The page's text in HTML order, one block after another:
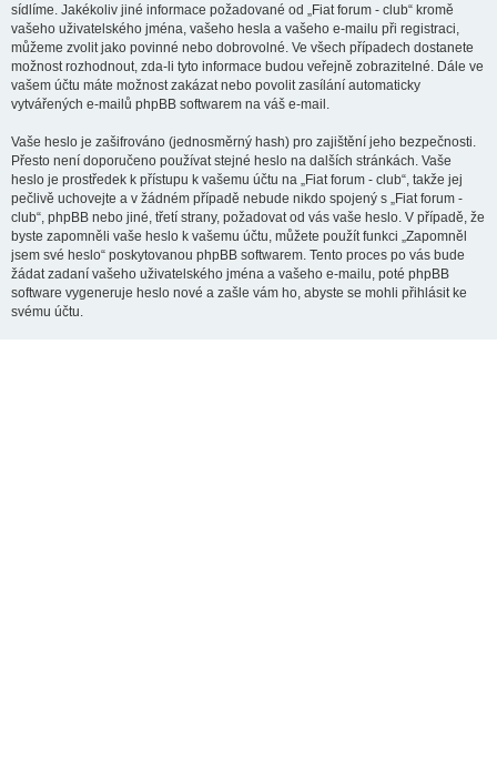
sídlíme. Jakékoliv jiné informace požadované od „Fiat forum - club“ kromě
vašeho uživatelského jména, vašeho hesla a vašeho e-mailu při registraci,
můžeme zvolit jako povinné nebo dobrovolné. Ve všech případech dostanete
možnost rozhodnout, zda-li tyto informace budou veřejně zobrazitelné. Dále ve
vašem účtu máte možnost zakázat nebo povolit zasílání automaticky
vytvářených e-mailů phpBB softwarem na váš e-mail.
Vaše heslo je zašifrováno (jednosměrný hash) pro zajištění jeho bezpečnosti.
Přesto není doporučeno používat stejné heslo na dalších stránkách. Vaše
heslo je prostředek k přístupu k vašemu účtu na „Fiat forum - club“, takže jej
pečlivě uchovejte a v žádném případě nebude nikdo spojený s „Fiat forum -
club“, phpBB nebo jiné, třetí strany, požadovat od vás vaše heslo. V případě, že
byste zapomněli vaše heslo k vašemu účtu, můžete použít funkci „Zapomněl
jsem své heslo“ poskytovanou phpBB softwarem. Tento proces po vás bude
žádat zadaní vašeho uživatelského jména a vašeho e-mailu, poté phpBB
software vygeneruje heslo nové a zašle vám ho, abyste se mohli přihlásit ke
svému účtu.